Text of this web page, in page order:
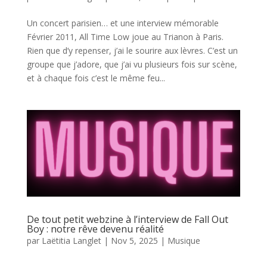
Un concert parisien… et une interview mémorable
Février 2011, All Time Low joue au Trianon à Paris.
Rien que d’y repenser, j’ai le sourire aux lèvres. C’est un
groupe que j’adore, que j’ai vu plusieurs fois sur scène,
et à chaque fois c’est le même feu...
De tout petit webzine à l’interview de Fall Out
Boy : notre rêve devenu réalité
par Laëtitia Langlet| Nov 5, 2025 | Musique